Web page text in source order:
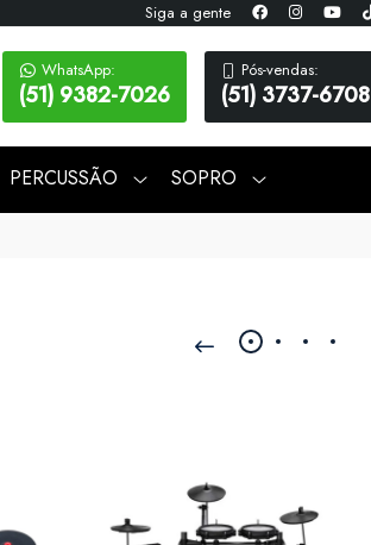
Siga a gente
WhatsApp:
(51) 9382-7026
Pós-vendas:
(51) 3737-6708
PERCUSSÃO SOPRO